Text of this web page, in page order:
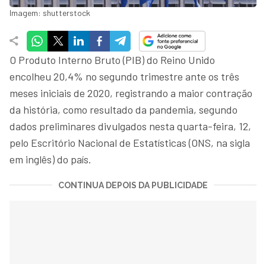
Imagem: shutterstock
O Produto Interno Bruto (PIB) do Reino Unido
encolheu 20,4% no segundo trimestre ante os três
meses iniciais de 2020, registrando a maior contração
da história, como resultado da pandemia, segundo
dados preliminares divulgados nesta quarta-feira, 12,
pelo Escritório Nacional de Estatísticas (ONS, na sigla
em inglês) do país.
CONTINUA DEPOIS DA PUBLICIDADE